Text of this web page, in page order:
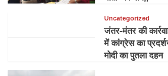
Uncategorized
जंतर-मंतर की
में कांग्रेस का
मोदी का पुतला दहन